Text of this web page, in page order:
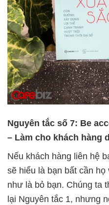
Nguyên tắc số 7: Be
– Làm cho khách hàng
Nếu khách hàng liên hệ
sẽ hiểu là bạn bất cần
như là bỏ bạn. Chúng ta
lại Nguyên tắc 1, nhưng